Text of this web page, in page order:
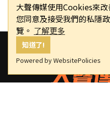
大聲傳媒使用Cookies來
您同意及接受我們的私隱
覽。 了解更多
知道了!
Powered by WebsitePolicies